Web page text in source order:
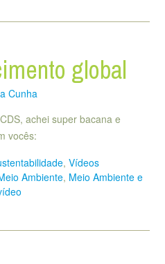
global
Cunha
achei super bacana e
vocês:
, Vídeos
Ambiente, Meio Ambiente e